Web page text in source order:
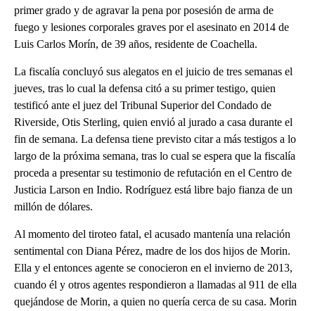
primer grado y de agravar la pena por posesión de arma de
fuego y lesiones corporales graves por el asesinato en 2014 de
Luis Carlos Morín, de 39 años, residente de Coachella.
La fiscalía concluyó sus alegatos en el juicio de tres semanas el
jueves, tras lo cual la defensa citó a su primer testigo, quien
testificó ante el juez del Tribunal Superior del Condado de
Riverside, Otis Sterling, quien envió al jurado a casa durante el
fin de semana. La defensa tiene previsto citar a más testigos a lo
largo de la próxima semana, tras lo cual se espera que la fiscalía
proceda a presentar su testimonio de refutación en el Centro de
Justicia Larson en Indio. Rodríguez está libre bajo fianza de un
millón de dólares.
Al momento del tiroteo fatal, el acusado mantenía una relación
sentimental con Diana Pérez, madre de los dos hijos de Morin.
Ella y el entonces agente se conocieron en el invierno de 2013,
cuando él y otros agentes respondieron a llamadas al 911 de ella
quejándose de Morin, a quien no quería cerca de su casa. Morin